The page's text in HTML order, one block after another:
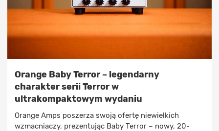
Orange Baby Terror – legendarny
charakter serii Terror w
ultrakompaktowym wydaniu
Orange Amps poszerza swoją ofertę niewielkich
wzmacniaczy, prezentując Baby Terror – nowy, 20-